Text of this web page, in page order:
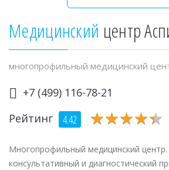
Медицинский центр
многопрофильный медицинский
+7 (499) 116-78-21
Рейтинг
4.42 ★★★★★
★★★★★
Многопрофильный медицинский
консультативный и диагностический